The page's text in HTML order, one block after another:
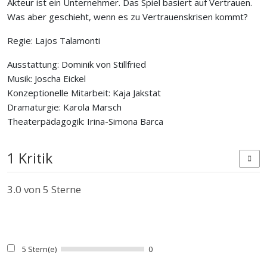
Akteur ist ein Unternehmer. Das Spiel basiert auf Vertrauen.
Was aber geschieht, wenn es zu Vertrauenskrisen kommt?
Regie: Lajos Talamonti
Ausstattung: Dominik von Stillfried
Musik: Joscha Eickel
Konzeptionelle Mitarbeit: Kaja Jakstat
Dramaturgie: Karola Marsch
Theaterpädagogik: Irina-Simona Barca
1 Kritik
3.0 von 5 Sterne
5 Stern(e)
0